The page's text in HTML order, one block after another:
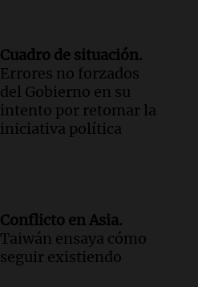
Cuadro de situación.
Errores no forzados
del Gobierno en su
intento por retomar la
iniciativa política
Conflicto en Asia.
Taiwán ensaya cómo
seguir existiendo